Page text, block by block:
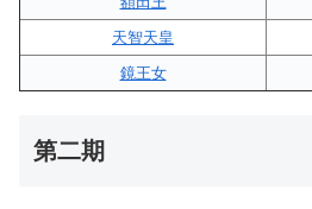
天智天皇
鏡王女
第二期